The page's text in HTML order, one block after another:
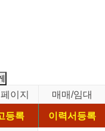
이지
매매/임대
등록
이력서등록